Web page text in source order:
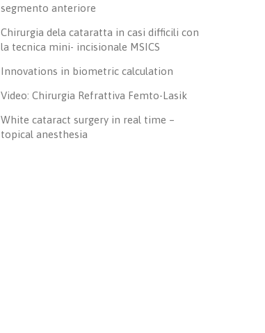
segmento anteriore
Chirurgia dela cataratta in casi difficili con
la tecnica mini- incisionale MSICS
Innovations in biometric calculation
Video: Chirurgia Refrattiva Femto-Lasik
White cataract surgery in real time –
topical anesthesia